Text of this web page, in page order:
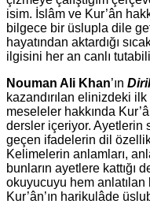
isim. İslâm ve Kur’ân
bilgece bir üslupla dile
hayatından aktardığı
ilgisini her an canlı
Nouman Ali Khan’ın
kazandırılan elinizdeki
meseleler hakkında
dersler içeriyor. Ayetlerin
geçen ifadelerin dil
Kelimelerin anlamları,
bunların ayetlere
okuyucuyu hem
Kur’ân’ın harikulâde